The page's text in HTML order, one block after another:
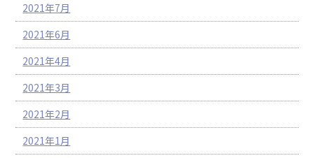
2021年7月
2021年6月
2021年4月
2021年3月
2021年2月
2021年1月